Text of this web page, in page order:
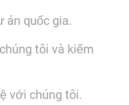
án quốc gia.
tôi và kiếm
với chúng tôi.